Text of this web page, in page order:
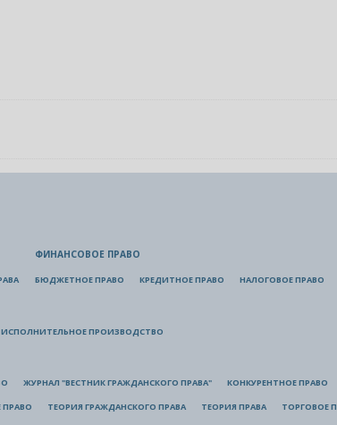
ФИНАНСОВОЕ ПРАВО
БЮДЖЕТНОЕ ПРАВО КРЕДИТНОЕ ПРАВО НАЛОГОВОЕ ПРАВО
ИСПОЛНИТЕЛЬНОЕ ПРОИЗВОДСТВО
ЖУРНАЛ "ВЕСТНИК ГРАЖДАНСКОГО ПРАВА" КОНКУРЕНТНОЕ ПРАВО
ТЕОРИЯ ГРАЖДАНСКОГО ПРАВА ТЕОРИЯ ПРАВА ТОРГОВОЕ